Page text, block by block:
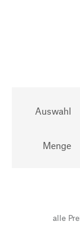
Auswahl
Menge
alle